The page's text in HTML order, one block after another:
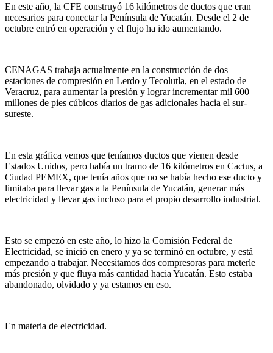
En este año, la CFE construyó 16 kilómetros de ductos que eran
necesarios para conectar la Península de Yucatán. Desde el 2 de
octubre entró en operación y el flujo ha ido aumentando.
CENAGAS trabaja actualmente en la construcción de dos
estaciones de compresión en Lerdo y Tecolutla, en el estado de
Veracruz, para aumentar la presión y lograr incrementar mil 600
millones de pies cúbicos diarios de gas adicionales hacia el sur-
sureste.
En esta gráfica vemos que teníamos ductos que vienen desde
Estados Unidos, pero había un tramo de 16 kilómetros en Cactus, a
Ciudad PEMEX, que tenía años que no se había hecho ese ducto y
limitaba para llevar gas a la Península de Yucatán, generar más
electricidad y llevar gas incluso para el propio desarrollo industrial.
Esto se empezó en este año, lo hizo la Comisión Federal de
Electricidad, se inició en enero y ya se terminó en octubre, y está
empezando a trabajar. Necesitamos dos compresoras para meterle
más presión y que fluya más cantidad hacia Yucatán. Esto estaba
abandonado, olvidado y ya estamos en eso.
En materia de electricidad.